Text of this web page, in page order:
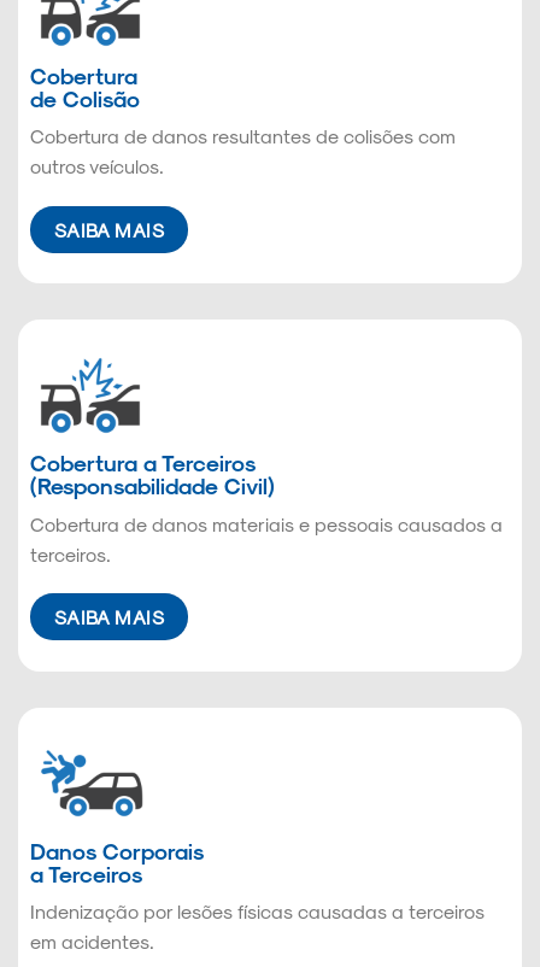
Cobertura
de Colisão
Cobertura de danos resultantes de colisões com
outros veículos.
SAIBA MAIS
Cobertura a Terceiros
(Responsabilidade Civil)
Cobertura de danos materiais e pessoais causados a
terceiros.
SAIBA MAIS
Danos Corporais
a Terceiros
Indenização por lesões físicas causadas a terceiros
em acidentes.